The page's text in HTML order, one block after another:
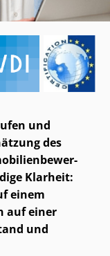
und
des
Klarheit:
einem
auf einer
und